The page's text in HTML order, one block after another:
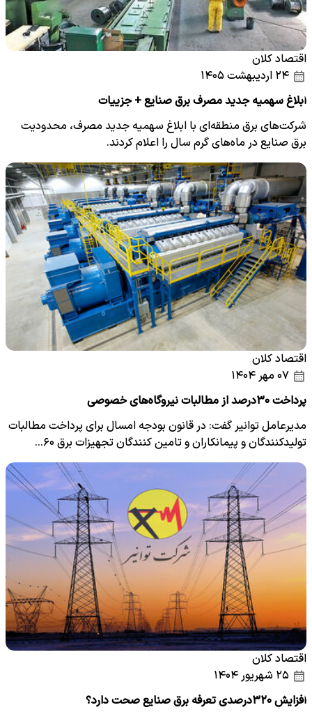
اقتصاد کلان
ابلاغ سهمیه جدید مصرف برق صنایع + جزییات
شرکت‌های برق منطقه‌ای با ابلاغ سهمیه جدید مصرف، محدودیت
برق صنایع در ماه‌های گرم سال را اعلام کردند.
اقتصاد کلان
پرداخت ۳۰درصد از مطالبات نیروگاه‌های خصوصی
مدیرعامل توانیر گفت: در قانون بودجه امسال برای پرداخت مطالبات
تولیدکنندگان و پیمانکاران و تامین کنندگان تجهیزات برق ۶۰…
اقتصاد کلان
افزایش ۳۲۰درصدی تعرفه برق صنایع صحت دارد؟